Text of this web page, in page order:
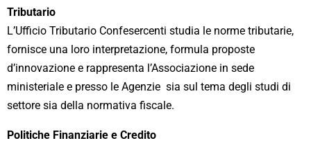
Tributario
L’Ufficio Tributario Confesercenti studia le norme tributarie,
fornisce una loro interpretazione, formula proposte
d’innovazione e rappresenta l’Associazione in sede
ministeriale e presso le Agenzie sia sul tema degli studi di
settore sia della normativa fiscale.
Politiche Finanziarie e Credito